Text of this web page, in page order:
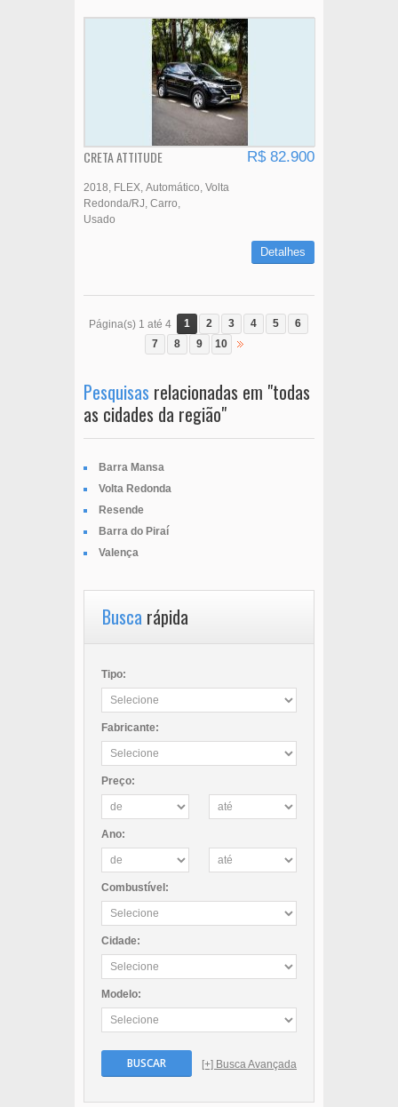
CRETA ATTITUDE R$ 82.900
2018 FLEX Automático Volta
Redonda/RJ Carro
Usado
Detalhes
Página(s) 1 até 4 1 2 3 4 5
6
7
8 9 10
Pesquisas relacionadas em "todas
as cidades da região"
Barra Mansa
Volta Redonda
Resende
Barra do Piraí
Valença
Busca rápida
Tipo:
Fabricante:
Preço:
Ano:
Combustível:
Cidade:
Modelo:
BUSCAR [+] Busca Avançada